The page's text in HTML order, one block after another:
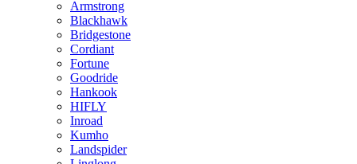
Armstrong
Blackhawk
Bridgestone
Cordiant
Fortune
Goodride
Hankook
HIFLY
Inroad
Kumho
Landspider